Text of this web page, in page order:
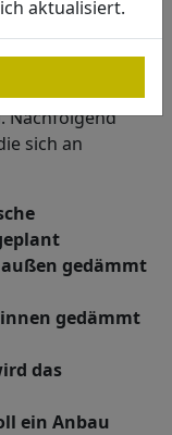
im Bestandsbau
Anforderungen
von
Nachfolgend
sich an
gedämmt
gedämmt
das
ein Anbau
aktualisiert.